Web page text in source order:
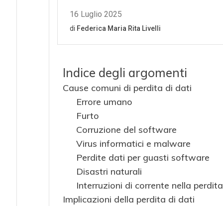
Indice degli argomenti
Cause comuni di perdita di dati
Errore umano
Furto
Corruzione del software
Virus informatici e malware
Perdite dati per guasti software
Disastri naturali
Interruzioni di corrente nella
Implicazioni della perdita di dati